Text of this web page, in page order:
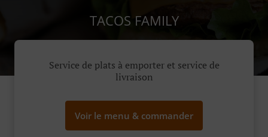
TACOS FAMILY
Service de plats à emporter et service de
livraison
Voir le menu & commander